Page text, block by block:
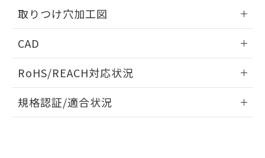
取りつけ穴加工図
CAD
ドすることができます。
ログイン/会員登録
RoHS/REACH対応状況
EU RoHS 注意事項・凡例
規格認証/適合状況
また、RoHS指令のフタル酸エステル類４
物質の対応では、対応完了までの期間は出
荷製品に未対応品が混在することから備考
既に当社にて対応品への在庫切替を完了
していることから、特段のことがない限
り、2022年1月12日より割愛しておりま